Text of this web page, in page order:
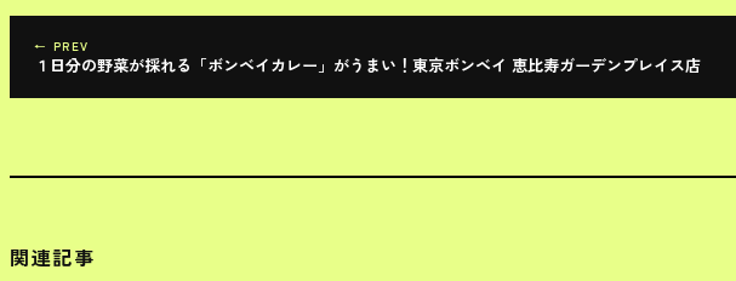
← PREV
１日分の野菜が採れる「ボンベイカレー」がうまい！東京ボンベイ 恵比寿ガーデンプレイス店
関連記事